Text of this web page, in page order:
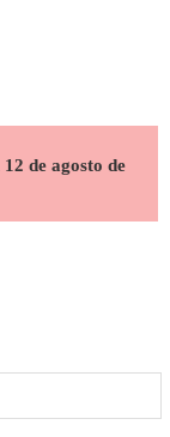
12 de agosto de